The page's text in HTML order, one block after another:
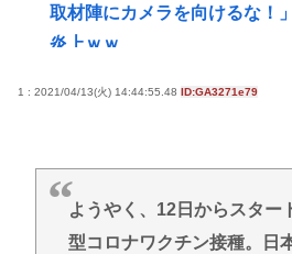
取材陣にカメラを向けるな！
炎上ｗｗ
で修学旅行の宿をSNS公開し
【Pickup08082952】
【衝撃】元ジャンポケ斉藤慎
1 : 2021/04/13(火) 14:44:55.48 ID:GA3271e79
ようやく、12日からスター
型コロナワクチン接種。日